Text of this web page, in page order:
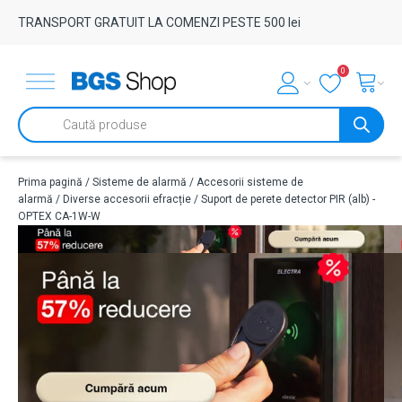
TRANSPORT GRATUIT LA COMENZI PESTE 500 lei
0
Products
search
Prima pagină / Sisteme de alarmă / Accesorii sisteme de
alarmă / Diverse accesorii efracție / Suport de perete detector PIR (alb) -
OPTEX CA-1W-W